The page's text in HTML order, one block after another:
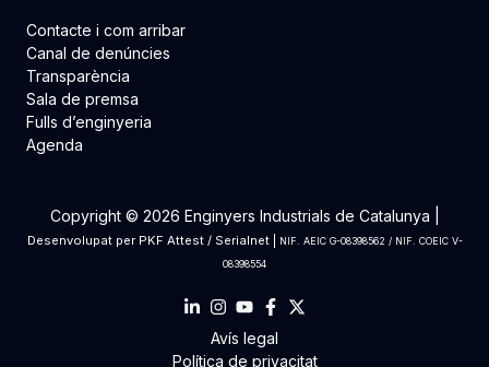
Contacte i com arribar
Canal de denúncies
Transparència
Sala de premsa
Fulls d’enginyeria
Agenda
Copyright © 2026 Enginyers Industrials de Catalunya |
Desenvolupat per PKF Attest/ Serialnet|
NIF. AEIC G-08398562 / NIF. COEIC V-
08398554
Avís legal
Política de privacitat